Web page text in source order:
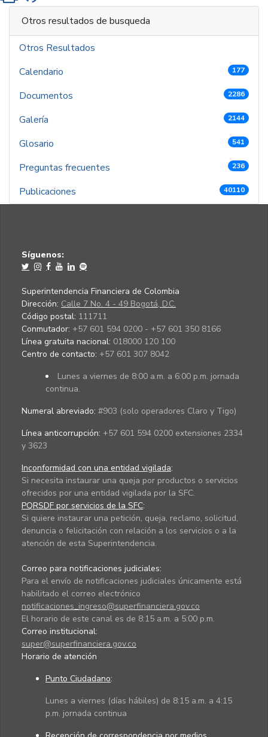
Otros resultados de busqueda
Otros Resultados
Calendario
177
Documentos 2286
Galería 2144
Glosario 541
Preguntas frecuentes 236
Publicaciones 40110
Síguenos:
Superintendencia Financiera de Colombia
Dirección: Calle 7 No. 4 - 49 Bogotá, D.C.
Código postal: 111711
Conmutador: +57 601 594 0200 - +57 601 350 8166
Línea gratuita nacional: 018000 120 100
Centro de contacto: +57 601 307 8042
Lunes a viernes de 8:00 a.m. a 6:00 p.m. jornada
continua.
Numeral abreviado: #903 (solo operadores Claro y Tigo)
Línea anticorrupción: +57 601 594 0200 extensiones 2334
y 3623
Inconformidad con una entidad vigilada:
Si necesita instaurar una queja por productos o servicios
ofrecidos por una entidad vigilada por la SFC.
PQRSDF por servicios de la SFC:
Si quiere instaurar una petición, queja, reclamo, solicitud,
denuncia o felicitación con relación a los servicios o a la
atención de esta Superintendencia.
Correo para notificaciones judiciales:
Para el envío de notificaciones judiciales únicamente está
habilitado el correo electrónico
notificaciones_ingreso@superfinanciera.gov.co
El horario de este canal es de 8:15 a.m. a 5:00 p.m.
Correo institucional:
super@superfinanciera.gov.co
Horario de atención
Punto Ciudadano:
Lunes a viernes (días hábiles) de 8:15 a.m. a 4:15
p.m. jornada continua